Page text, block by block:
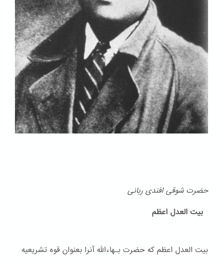
حضرت شوقی افندی ربانی
بیت العدل اعظم
بیت العدل اعظم که حضرت بـهاءالله آنرا بعنوان قوه تشریعیه